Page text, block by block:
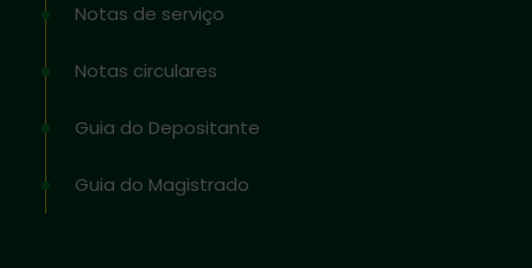
Notas de serviço
Notas circulares
Guia do Depositante
Guia do Magistrado